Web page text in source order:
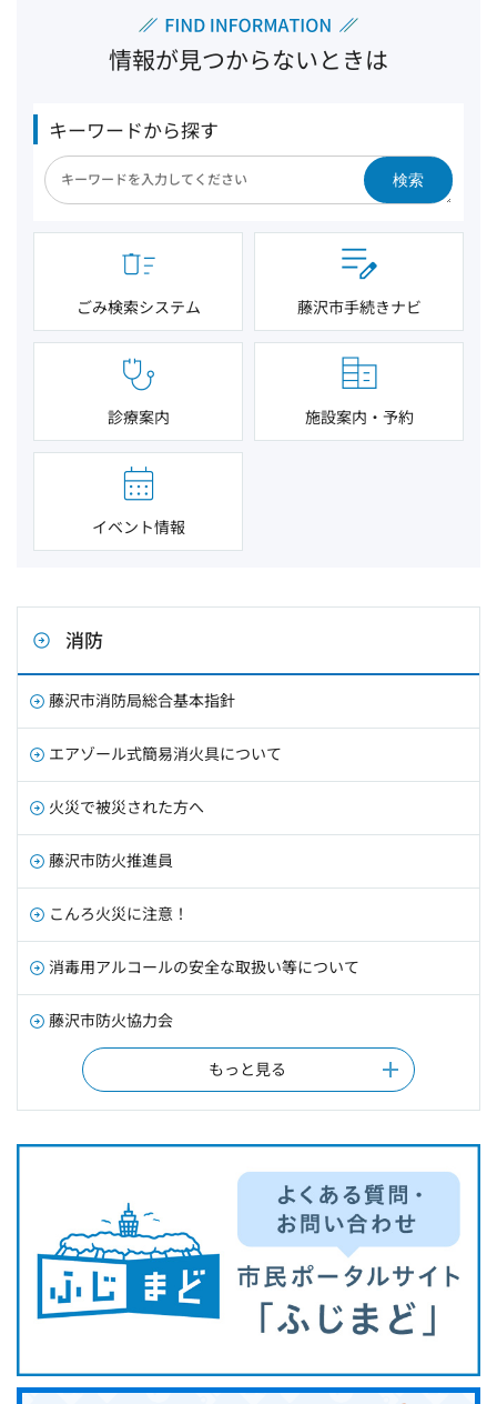
情報が見つからないときは
キーワードから探す
検索
ごみ検索システム 藤沢市手続きナビ
診療案内 施設案内・予約
イベント情報
消防
藤沢市消防局総合基本指針
エアゾール式簡易消火具について
火災で被災された方へ
藤沢市防火推進員
こんろ火災に注意！
消毒用アルコールの安全な取扱い等について
藤沢市防火協力会
もっと見る